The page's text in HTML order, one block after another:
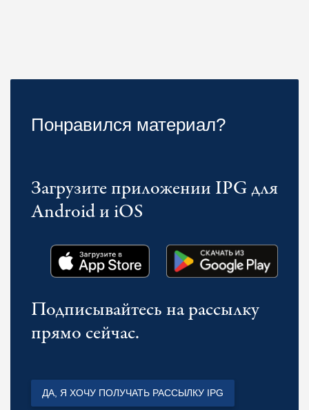
Понравился материал?
Загрузите приложении IPG для
Android и iOS
Подписывайтесь на рассылку
прямо сейчас.
ДА, Я ХОЧУ ПОЛУЧАТЬ РАССЫЛКУ IPG